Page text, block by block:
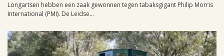
Longartsen hebben een zaak gewonnen tegen tabaksgigant Philip Morris
International (PMI). De Leidse...